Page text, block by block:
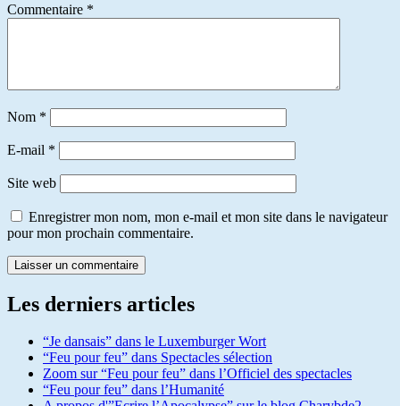
Commentaire *
Nom *
E-mail *
Site web
Enregistrer mon nom, mon e-mail et mon site dans le navigateur
pour mon prochain commentaire.
Les derniers articles
“Je dansais” dans le Luxemburger Wort
“Feu pour feu” dans Spectacles sélection
Zoom sur “Feu pour feu” dans l’Officiel des spectacles
“Feu pour feu” dans l’Humanité